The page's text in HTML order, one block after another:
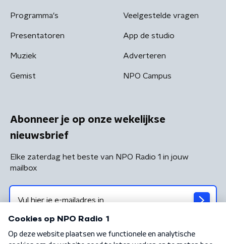
Programma's
Presentatoren
Muziek
Gemist
Veelgestelde vragen
App de studio
Adverteren
NPO Campus
Abonneer je op onze wekelijkse
nieuwsbrief
Elke zaterdag het beste van NPO Radio 1 in jouw
mailbox